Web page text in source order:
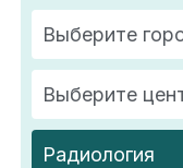
Выберите
Выберите
Радиология